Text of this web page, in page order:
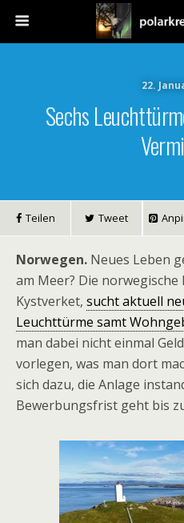
22.
Sechs
Teilen Tweet
Norwegen. Neues Leben
am Meer? Die
Kystverket, sucht aktuell
Leuchttürme samt
man dabei nicht einmal
vorlegen, was man dort
sich dazu, die Anlage
Bewerbungsfrist geht bis